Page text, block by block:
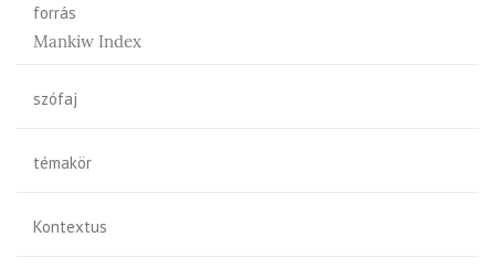
forrás
Mankiw Index
szófaj
témakör
Kontextus